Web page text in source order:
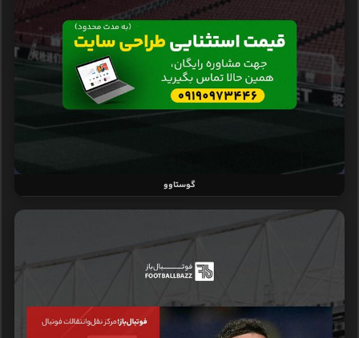
گوستاوو